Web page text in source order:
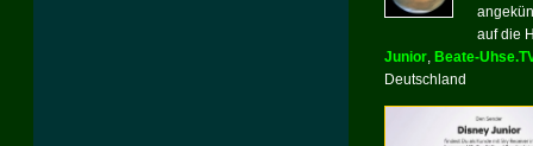
auf die
Junior, Beate-
Deutschland